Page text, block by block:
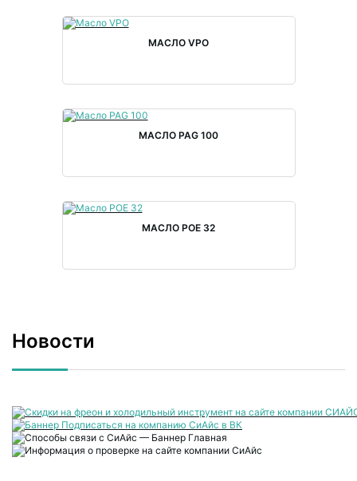
МАСЛО VPO
МАСЛО PAG 100
МАСЛО POE 32
Новости